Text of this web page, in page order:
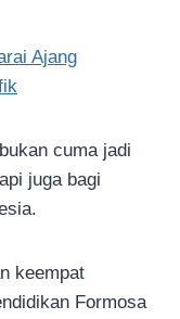
Ajang
cuma jadi
juga bagi
keempat
Formosa